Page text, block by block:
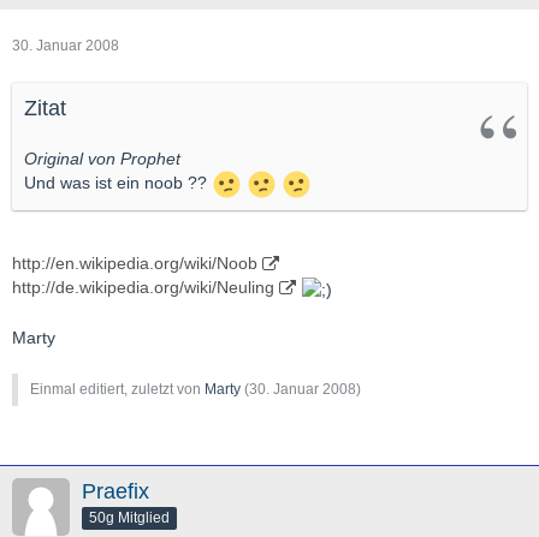
30. Januar 2008
Zitat
Original von Prophet
Und was ist ein noob ??
http://en.wikipedia.org/wiki/Noob
http://de.wikipedia.org/wiki/Neuling
Marty
Einmal editiert, zuletzt von Marty (30. Januar 2008)
Praefix
50g Mitglied